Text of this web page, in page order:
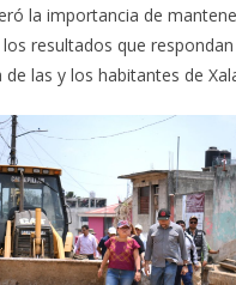
la importancia de
resultados que
las y los habitantes de